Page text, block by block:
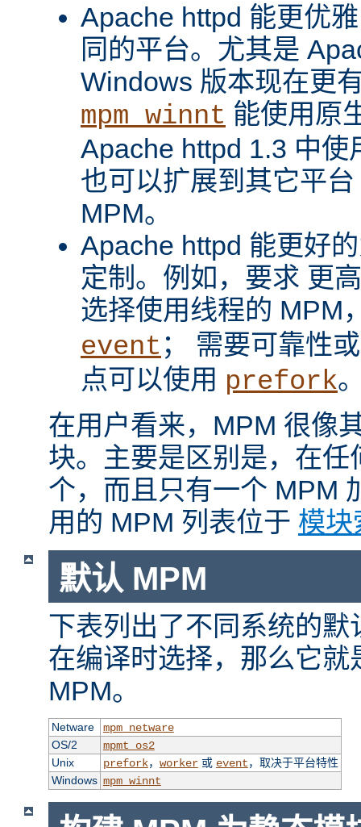
Apache httpd 能更优
同的平台。尤其是
Windows 版本现在更
mpm_winnt 能使用原
Apache httpd 1.3 中使
也可以扩展到其它平
MPM。
Apache httpd 能更好
定制。例如，要求 更
选择使用线程的 MPM
event ； 需要可靠性
点可以使用 prefork
在用户看来，MPM 很像
块。主要是区别是，在任
个，而且只有一个 MPM
用的 MPM 列表位于 模块
默认 MPM
下表列出了不同系统的默
在编译时选择，那么它就
MPM。
Netware
mpm_netware
OS/2
mpmt_os2
Unix
prefork， worker或 event，取决于平台特性
Windows mpm_winnt